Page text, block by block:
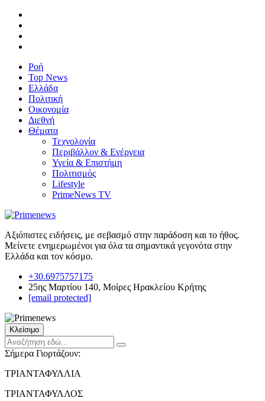
Ροή
Top News
Ελλάδα
Πολιτική
Οικονομία
Διεθνή
Θέματα
Τεχνολογία
Περιβάλλον & Ενέργεια
Υγεία & Επιστήμη
Πολιτισμός
Lifestyle
PrimeNews TV
Αξιόπιστες ειδήσεις, με σεβασμό στην παράδοση και το ήθος.
Μείνετε ενημερωμένοι για όλα τα σημαντικά γεγονότα στην
Ελλάδα και τον κόσμο.
+30.6975757175
25ης Μαρτίου 140, Μοίρες Ηρακλείου Κρήτης
[email protected]
Κλείσιμο
Σήμερα Γιορτάζουν:
ΤΡΙΑΝΤΑΦΥΛΛΙΑ
ΤΡΙΑΝΤΑΦΥΛΛΟΣ